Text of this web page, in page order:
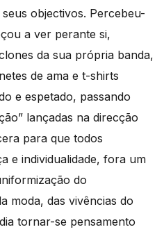
objectivos. Percebeu-
a ver perante si,
da sua própria banda,
de ama e t-shirts
e espetado, passando
lançadas na direcção
para que todos
e individualidade, fora um
do
moda, das vivências do
tornar-se pensamento